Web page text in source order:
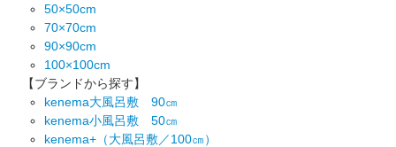
50×50cm
70×70cm
90×90cm
100×100cm
【ブランドから探す】
kenema大風呂敷 90㎝
kenema小風呂敷 50㎝
kenema+（大風呂敷／100㎝）